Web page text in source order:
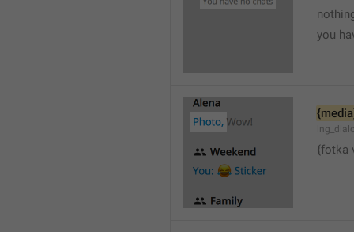
you
{fotka